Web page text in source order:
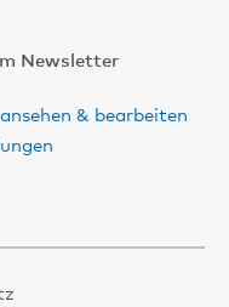
Newsletter
& bearbeiten